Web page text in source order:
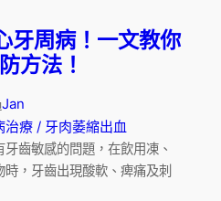
牙周病！一文教你
方法！
Jan
治療 / 牙肉萎縮出血
齒敏感的問題，在飲用凍、
，牙齒出現酸軟、痺痛及刺